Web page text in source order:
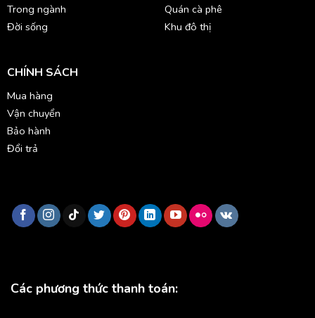
Trong ngành
Đời sống
Quán cà phê
Khu đô thị
CHÍNH SÁCH
Mua hàng
Vận chuyển
Bảo hành
Đổi trả
Các phương thức thanh toán: